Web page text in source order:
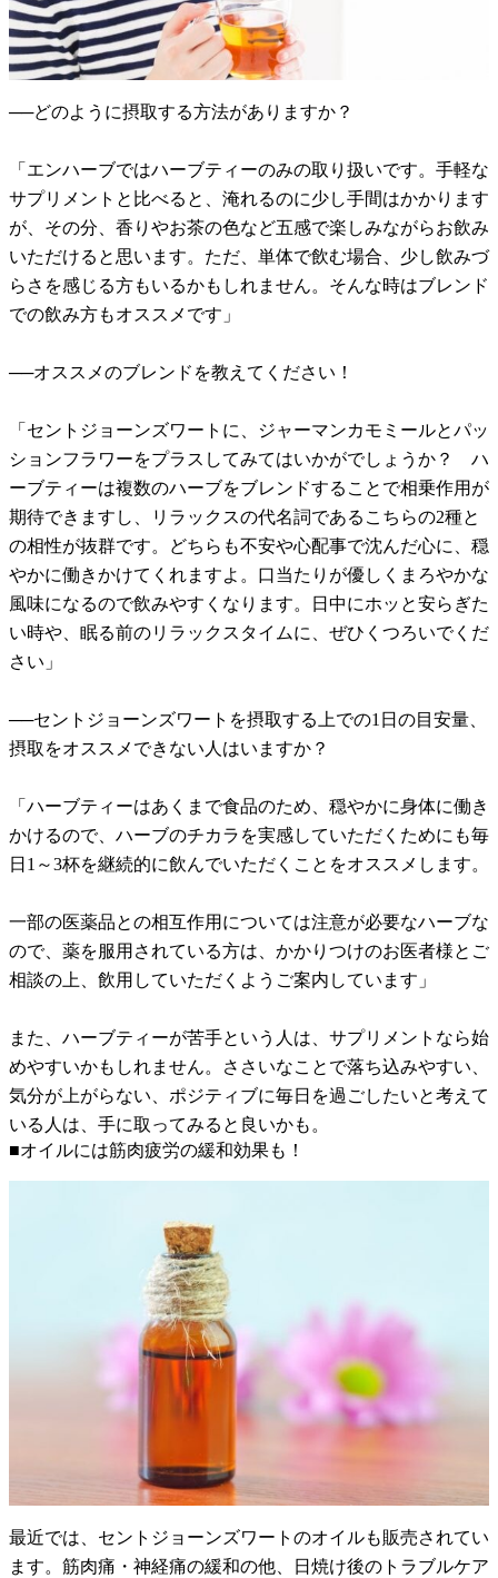
──どのように摂取する方法がありますか？
「エンハーブではハーブティーのみの取り扱いです。手軽な
サプリメントと比べると、淹れるのに少し手間はかかります
が、その分、香りやお茶の色など五感で楽しみながらお飲み
いただけると思います。ただ、単体で飲む場合、少し飲みづ
らさを感じる方もいるかもしれません。そんな時はブレンド
での飲み方もオススメです」
──オススメのブレンドを教えてください！
「セントジョーンズワートに、ジャーマンカモミールとパッ
ションフラワーをプラスしてみてはいかがでしょうか？ ハ
ーブティーは複数のハーブをブレンドすることで相乗作用が
期待できますし、リラックスの代名詞であるこちらの2種と
の相性が抜群です。どちらも不安や心配事で沈んだ心に、穏
やかに働きかけてくれますよ。口当たりが優しくまろやかな
風味になるので飲みやすくなります。日中にホッと安らぎた
い時や、眠る前のリラックスタイムに、ぜひくつろいでくだ
さい」
──セントジョーンズワートを摂取する上での1日の目安量、
摂取をオススメできない人はいますか？
「ハーブティーはあくまで食品のため、穏やかに身体に働き
かけるので、ハーブのチカラを実感していただくためにも毎
日1～3杯を継続的に飲んでいただくことをオススメします。
一部の医薬品との相互作用については注意が必要なハーブな
ので、薬を服用されている方は、かかりつけのお医者様とご
相談の上、飲用していただくようご案内しています」
また、ハーブティーが苦手という人は、サプリメントなら始
めやすいかもしれません。ささいなことで落ち込みやすい、
気分が上がらない、ポジティブに毎日を過ごしたいと考えて
いる人は、手に取ってみると良いかも。
■オイルには筋肉疲労の緩和効果も！
最近では、セントジョーンズワートのオイルも販売されてい
ます。筋肉痛・神経痛の緩和の他、日焼け後のトラブルケア